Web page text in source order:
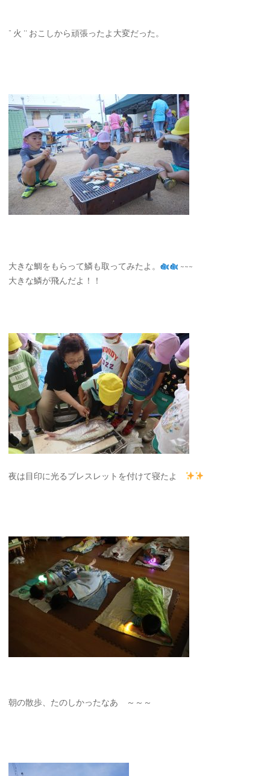
” 火 ‘‘ おこしから頑張ったよ大変だった。
大きな鯛をもらって鱗も取ってみたよ。
~~~
大きな鱗が飛んだよ！！
夜は目印に光るブレスレットを付けて寝たよ
朝の散歩、たのしかったなあ ～～～